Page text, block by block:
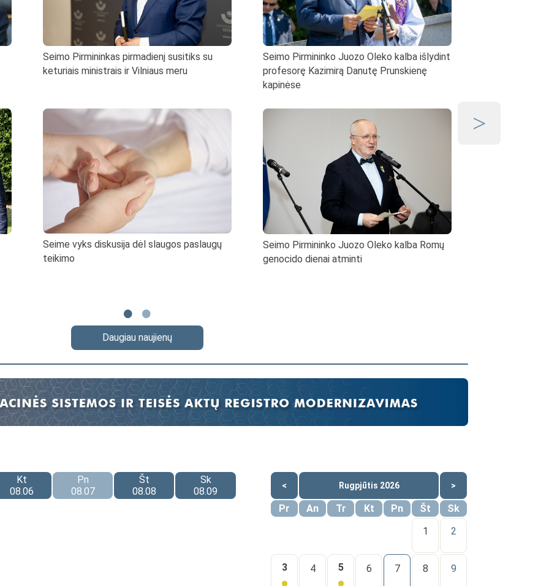
Seimo Pirmininkas pirmadienį susitiks su
keturiais ministrais ir Vilniaus meru
Seimo Pirmininko Juozo Oleko kalba išlydint
profesorę Kazimirą Danutę Prunskienę
kapinėse
Seime vyks diskusija dėl slaugos paslaugų
teikimo
Seimo Pirmininko Juozo Oleko kalba Romų
genocido dienai atminti
Daugiau naujienų
Kt
08.06
Pn
08.07
Št
08.08
Sk
08.09
< Rugpjūtis 2026 >
Pr An Tr Kt Pn Št
Sk
1
2
3 4 5 6 7 8 9